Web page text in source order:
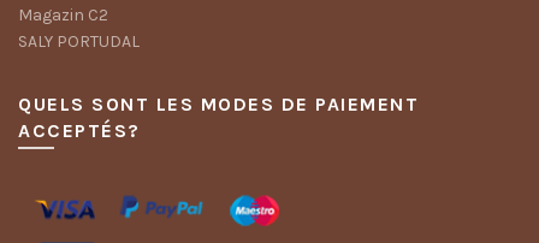
Magazin C2
SALY PORTUDAL
QUELS SONT LES MODES DE PAIEMENT
ACCEPTÉS?